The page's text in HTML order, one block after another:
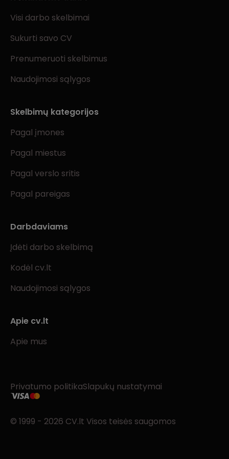
Visi darbo skelbimai
Sukurti savo CV
Prenumeruoti skelbimus
Naudojimosi sąlygos
Skelbimų kategorijos
Pagal įmones
Pagal miestus
Pagal verslo sritis
Pagal pareigas
Darbdaviams
Įdėti darbo skelbimą
Kodėl cv.lt
Naudojimosi sąlygos
Apie cv.lt
Apie mus
Privatumo politikaSlapukų nustatymai
© 1999 - 2026 CV.lt Visos teisės saugomos